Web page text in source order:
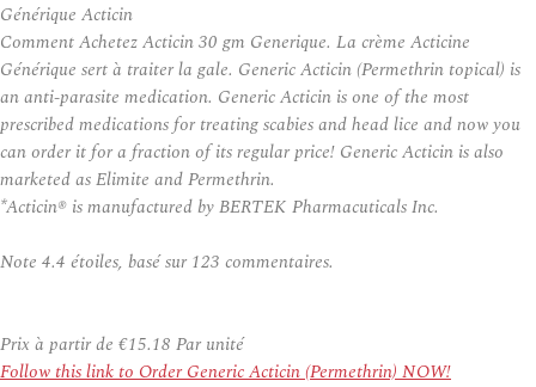
Générique Acticin
Comment Achetez Acticin 30 gm Generique. La crème Acticine
Générique sert à traiter la gale. Generic Acticin (Permethrin topical) is
an anti-parasite medication. Generic Acticin is one of the most
prescribed medications for treating scabies and head lice and now you
can order it for a fraction of its regular price! Generic Acticin is also
marketed as Elimite and Permethrin.
*Acticin® is manufactured by BERTEK Pharmacuticals Inc.
Note 4.4 étoiles, basé sur 123 commentaires.
Prix à partir de €15.18 Par unité
Follow this link to Order Generic Acticin (Permethrin) NOW!